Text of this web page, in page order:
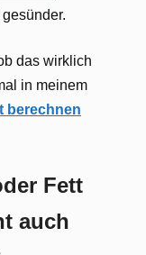
das wirklich
in meinem
berechnen
Fett
auch